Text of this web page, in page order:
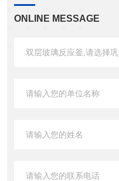
ONLINE MESSAGE